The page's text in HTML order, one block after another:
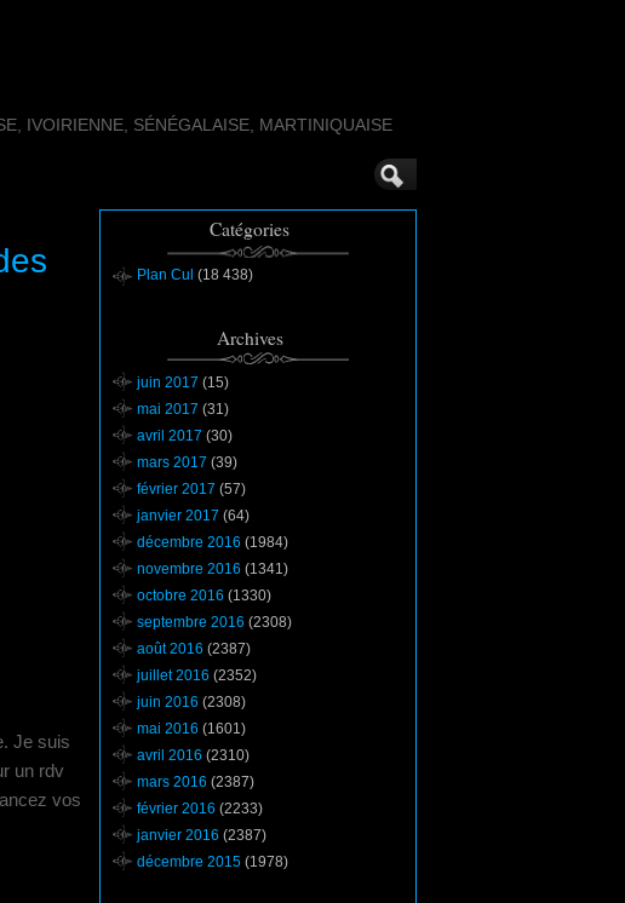
IVOIRIENNE, SÉNÉGALAISE, MARTINIQUAISE
Je suis
un rdv
vos
Catégories
Plan Cul (18 438)
Archives
juin 2017 (15)
mai 2017 (31)
avril 2017 (30)
mars 2017 (39)
février 2017 (57)
janvier 2017 (64)
décembre 2016 (1984)
novembre 2016 (1341)
octobre 2016 (1330)
septembre 2016 (2308)
août 2016 (2387)
juillet 2016 (2352)
juin 2016 (2308)
mai 2016 (1601)
avril 2016 (2310)
mars 2016 (2387)
février 2016 (2233)
janvier 2016 (2387)
décembre 2015 (1978)